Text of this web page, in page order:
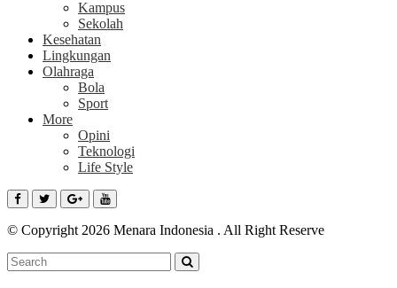
Kampus
Sekolah
Kesehatan
Lingkungan
Olahraga
Bola
Sport
More
Opini
Teknologi
Life Style
© Copyright 2026 Menara Indonesia . All Right Reserve